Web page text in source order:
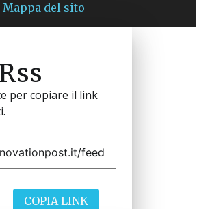
Mappa del sito
per copiare il link
COPIA LINK